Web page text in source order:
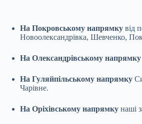
На Покровському напрямку від
Новоолександрівка, Шевченко,
На Олександрівському напрямку
На Гуляйпільському напрямку
Чарівне.
На Оріхівському напрямку наші